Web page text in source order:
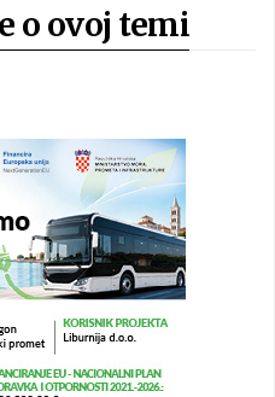
o ovoj temi